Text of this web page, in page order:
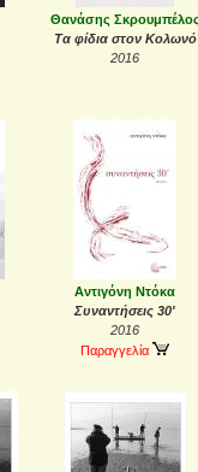
Θανάσης
Τα φίδια στον Κολωνό
2016
Αντιγόνη Ντόκα
Συναντήσεις 30'
2016
Παραγγελία